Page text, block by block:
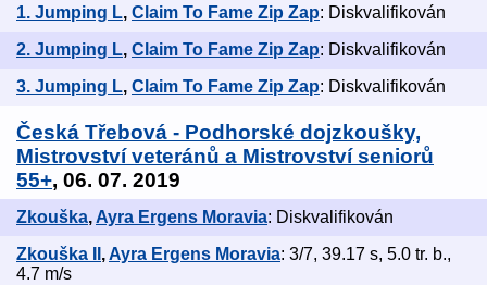
1. Jumping L, Claim To Fame Zip Zap: Diskvalifikován
2. Jumping L, Claim To Fame Zip Zap: Diskvalifikován
3. Jumping L, Claim To Fame Zip Zap: Diskvalifikován
Česká Třebová - Podhorské dojzkoušky,
Mistrovství veteránů a Mistrovství seniorů
55+, 06. 07. 2019
Zkouška, Ayra Ergens Moravia: Diskvalifikován
Zkouška II ,Ayra Ergens Moravia: 3/7, 39.17 s, 5.0 tr. b.,
4.7 m/s